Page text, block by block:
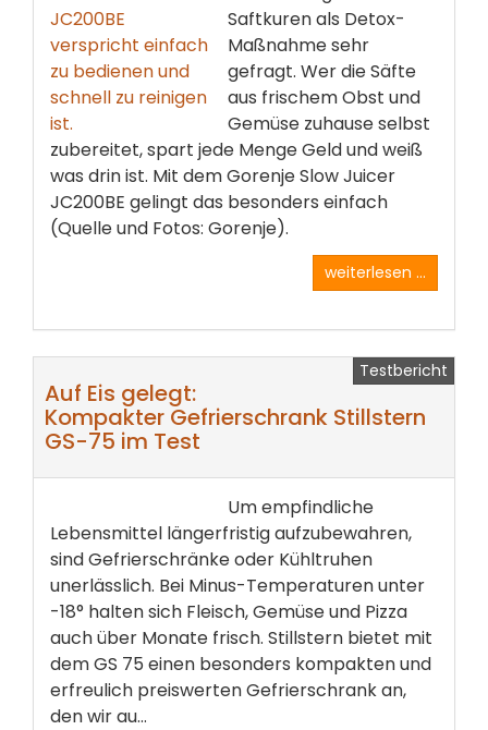
Saftkuren als Detox-
Maßnahme sehr
gefragt. Wer die Säfte
aus frischem Obst und
Gemüse zuhause selbst
zubereitet, spart jede Menge Geld und weiß
was drin ist. Mit dem Gorenje Slow Juicer
JC200BE gelingt das besonders einfach
(Quelle und Fotos: Gorenje).
weiterlesen ...
Testbericht
Auf Eis gelegt:
Kompakter Gefrierschrank Stillstern
GS-75 im Test
Um empfindliche
Lebensmittel längerfristig aufzubewahren,
sind Gefrierschränke oder Kühltruhen
unerlässlich. Bei Minus-Temperaturen unter
-18° halten sich Fleisch, Gemüse und Pizza
auch über Monate frisch. Stillstern bietet mit
dem GS 75 einen besonders kompakten und
erfreulich preiswerten Gefrierschrank an,
den wir au...